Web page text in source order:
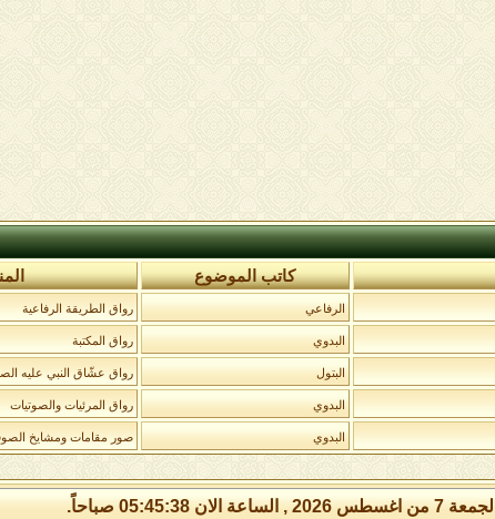
كاتب الموضوع
الرفاعي رواق الطريقة الرفاعية
البدوي رواق المكتبة
البتول رواق عشّاق النبي عليه
البدوي رواق المرئيات والصوتيات
البدوي صور مقامات ومشايخ
الجمعة 7 من اغسطس 2026 , الساعة الان 05:45:38 صباحاً.